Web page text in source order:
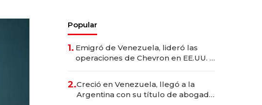
Popular
1. Emigró de Venezuela, lideró las
operaciones de Chevron en EE.UU. y
2.Creció en Venezuela, llegó a la
Argentina con su título de abogado